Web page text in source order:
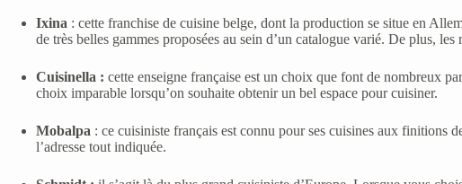
Ixina : cette franchise de cuisine belge, dont la production se situe en
de très belles gammes proposées au sein d’un catalogue varié. De plus,
Cuisinella : cette enseigne française est un choix que font de nombreux
choix imparable lorsqu’on souhaite obtenir un bel espace pour cuisiner.
Mobalpa : ce cuisiniste français est connu pour ses cuisines aux finitions
l’adresse tout indiquée.